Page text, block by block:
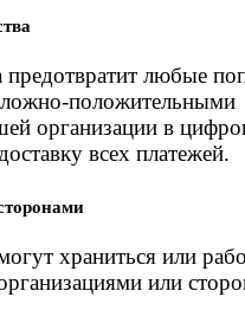
любые
положительными
организации в
всех платежей.
храниться или
или